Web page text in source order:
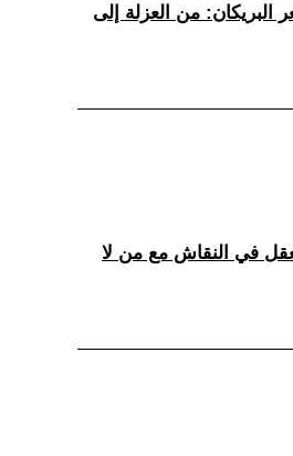
البريكان: من العزلة إلى
في النقاش مع من لا